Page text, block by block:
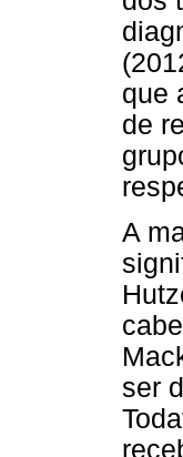
que
de
A
ser